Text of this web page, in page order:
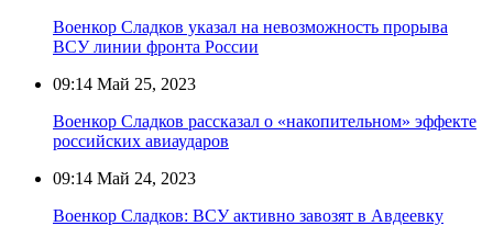
Военкор Сладков указал на невозможность прорыва
ВСУ линии фронта России
09:14 Май 25, 2023
Военкор Сладков рассказал о «накопительном» эффекте
российских авиаударов
09:14 Май 24, 2023
Военкор Сладков: ВСУ активно завозят в Авдеевку